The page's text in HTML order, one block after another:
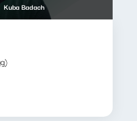
Kuba Badach